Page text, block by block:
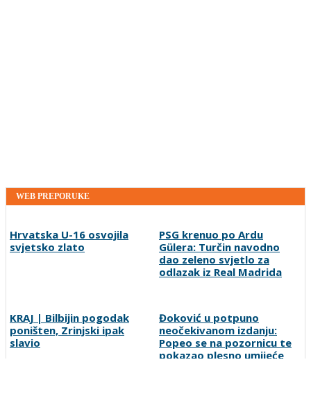
WEB PREPORUKE
svjetsko zlato
Gülera: Turčin navodno
dao zeleno svjetlo za
odlazak iz Real Madrida